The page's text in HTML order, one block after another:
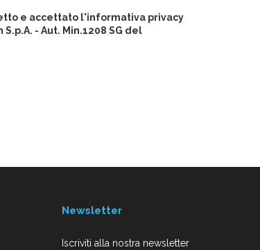
e accettato l'informativa privacy
- Aut. Min.1208 SG del
Newsletter
Iscriviti alla nostra newsletter